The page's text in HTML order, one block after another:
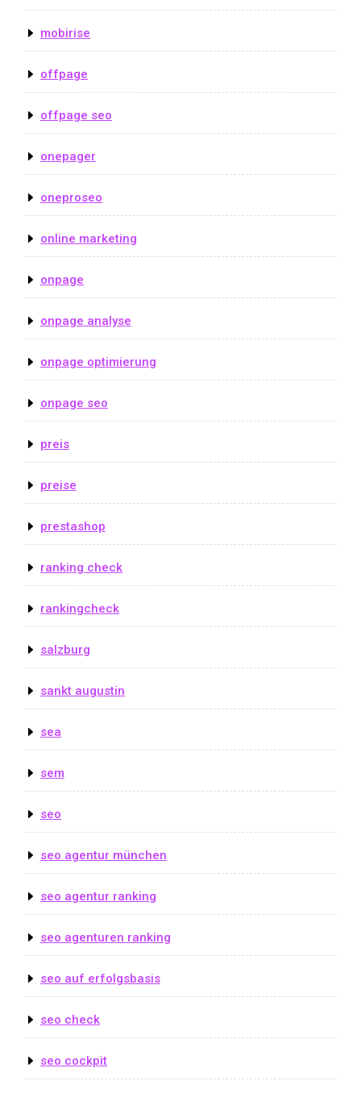
mobirise
offpage
offpage seo
onepager
oneproseo
online marketing
onpage
onpage analyse
onpage optimierung
onpage seo
preis
preise
prestashop
ranking check
rankingcheck
salzburg
sankt augustin
sea
sem
seo
seo agentur münchen
seo agentur ranking
seo agenturen ranking
seo auf erfolgsbasis
seo check
seo cockpit